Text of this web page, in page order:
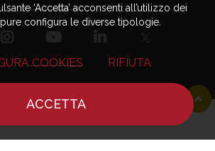
‘Accetta’ acconsenti all’utilizzo dei
configura le diverse tipologie.
COOKIES RIFIUTA
ACCETTA